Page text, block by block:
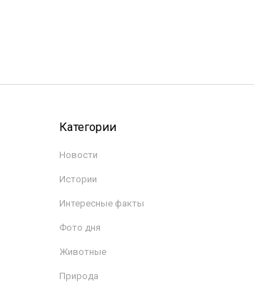
Категории
Новости
Истории
Интересные факты
Фото дня
Животные
Природа